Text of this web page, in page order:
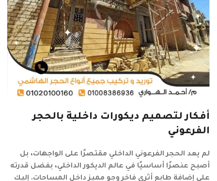
أفكار لتصميم ديكورات داخلية بالحجر
الفرعوني
لم يعد الحجر الفرعوني الداخلي مقتصرًا على الواجهات، بل
أصبح عنصرًا أساسيًا في عالم الديكور الداخلي، بفضل قدرته
على إضافة طابع أثري فاخر وجو مميز داخل المساحات. إليك